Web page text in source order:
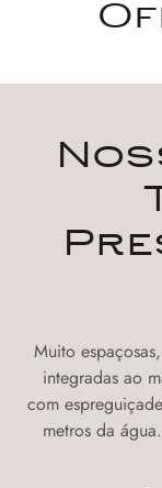
Muito
integradas ao
com
metros da